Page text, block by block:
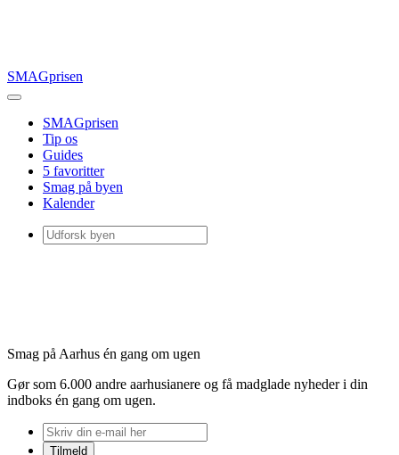
SMAGprisen
SMAGprisen
Tip os
Guides
5 favoritter
Smag på byen
Kalender
Smag på Aarhus én gang om ugen
Gør som 6.000 andre aarhusianere og få madglade nyheder i din
indboks én gang om ugen.